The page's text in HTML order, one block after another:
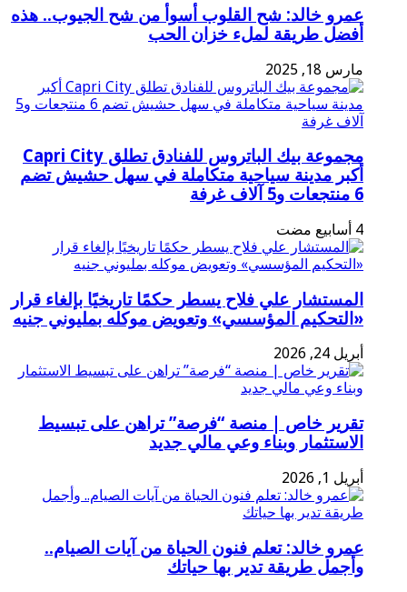
عمرو خالد: شح القلوب أسوأ من شح الجيوب.. هذه
أفضل طريقة لملء خزان الحب
مارس 18, 2025
مجموعة بيك الباتروس للفنادق تطلق Capri City
أكبر مدينة سياحية متكاملة في سهل حشيش تضم
6 منتجعات و5 آلاف غرفة
المستشار علي فلاح يسطر حكمًا تاريخيًا بإلغاء قرار
«التحكيم المؤسسي» وتعويض موكله بمليوني جنيه
أبريل 24, 2026
تقرير خاص | منصة “فرصة” تراهن على تبسيط
الاستثمار وبناء وعي مالي جديد
أبريل 1, 2026
عمرو خالد: تعلم فنون الحياة من آيات الصيام..
وأجمل طريقة تدير بها حياتك